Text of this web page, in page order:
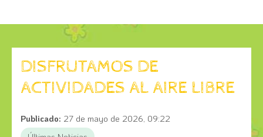
DISFRUTAMOS DE
ACTIVIDADES AL AIRE LIBRE
Publicado: 27 de mayo de 2026, 09:22